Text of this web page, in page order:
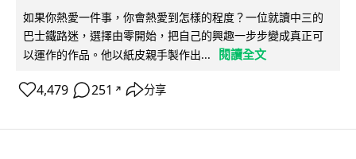
如果你熱愛一件事，你會熱愛到怎樣的程度？一位就讀中三的
巴士鐵路迷，選擇由零開始，把自己的興趣一步步變成真正可
以運作的作品。他以紙皮親手製作出...
閱讀全文
4,479 251 ↗ 分享